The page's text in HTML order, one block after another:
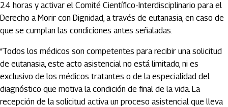
24 horas y activar el Comité Científico-Interdisciplinario para el
Derecho a Morir con Dignidad, a través de eutanasia, en caso de
que se cumplan las condiciones antes señaladas.
“Todos los médicos son competentes para recibir una solicitud
de eutanasia, este acto asistencial no está limitado, ni es
exclusivo de los médicos tratantes o de la especialidad del
diagnóstico que motiva la condición de final de la vida. La
recepción de la solicitud activa un proceso asistencial que lleva